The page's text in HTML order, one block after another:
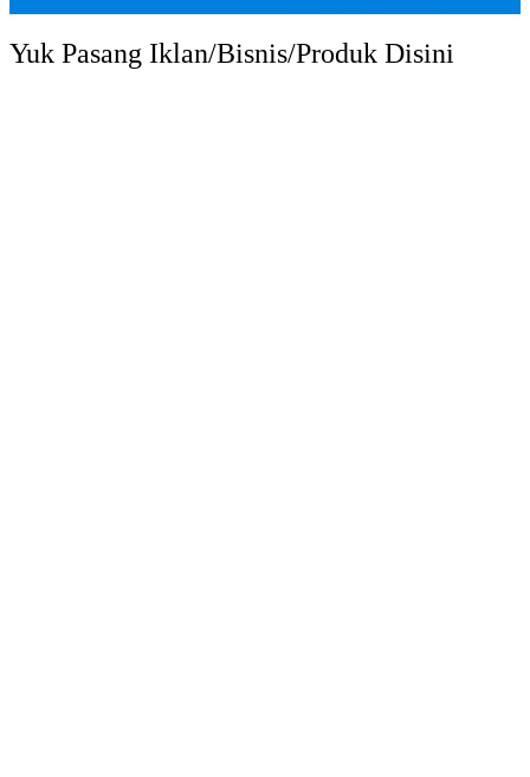
Yuk Pasang Iklan/Bisnis/Produk Disini